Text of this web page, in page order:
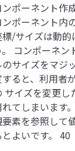
ンポーネント作
ンポーネント内
/サイズは動的
。 コンポーネン
のサイズをマジ
すると、利用者
サイズを変更し
れてしまいます
素を参照して
とよいです。 40